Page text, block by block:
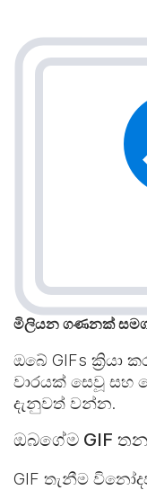
මිලියන ගණනක් සමග
ඔබේ GIFs
වාරයක් සෙවූ සහ
දැනුවත් වන්න.
ඔබගේම GIF
GIF තැනීම